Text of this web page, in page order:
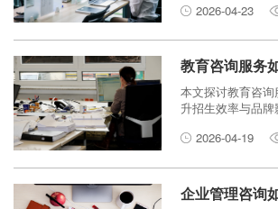
2026-04-23
本文探讨教育咨
升招生效率与品
2026-04-19